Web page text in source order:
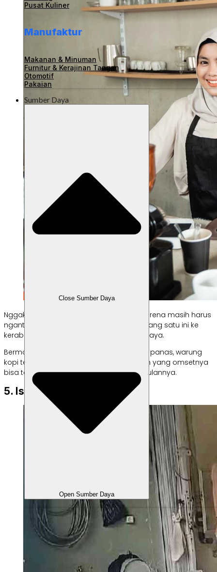
Pusat Kuliner
Manufaktur
Makanan & Minuman
Furnitur & Kerajinan Tangan
Otomotif
Pakaian
Sumber Daya
Close Sumber Daya
Open Sumber Daya
Nggak punya waktu untuk jaga warung karena masih harus
ngantor? Kamu bisa “menitipkan” bisnis yang satu ini ke
kerabat atau orang yang bisa kamu percaya.
Bermodalkan kopi kemasan, gula, dan air panas, warung
kopi termasuk salah satu usaha rumahan yang omsetnya
bisa tembus sampai jutaan Rupiah per bulannya.
5. Isi Ulang Air Galon